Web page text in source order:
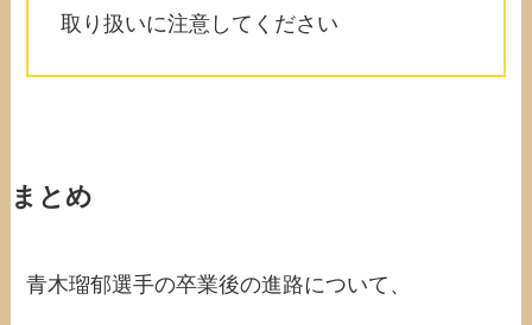
取り扱いに注意してください
まとめ
青木瑠郁選手の卒業後の進路について、